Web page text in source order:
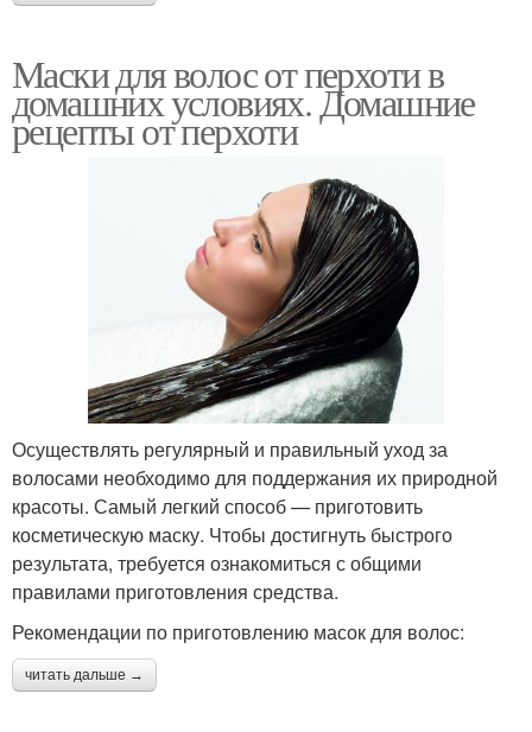
Маски для волос от перхоти в
домашних условиях. Домашние
рецепты от перхоти
Осуществлять регулярный и правильный уход за
волосами необходимо для поддержания их природной
красоты. Самый легкий способ — приготовить
косметическую маску. Чтобы достигнуть быстрого
результата, требуется ознакомиться с общими
правилами приготовления средства.
Рекомендации по приготовлению масок для волос:
читать дальше →